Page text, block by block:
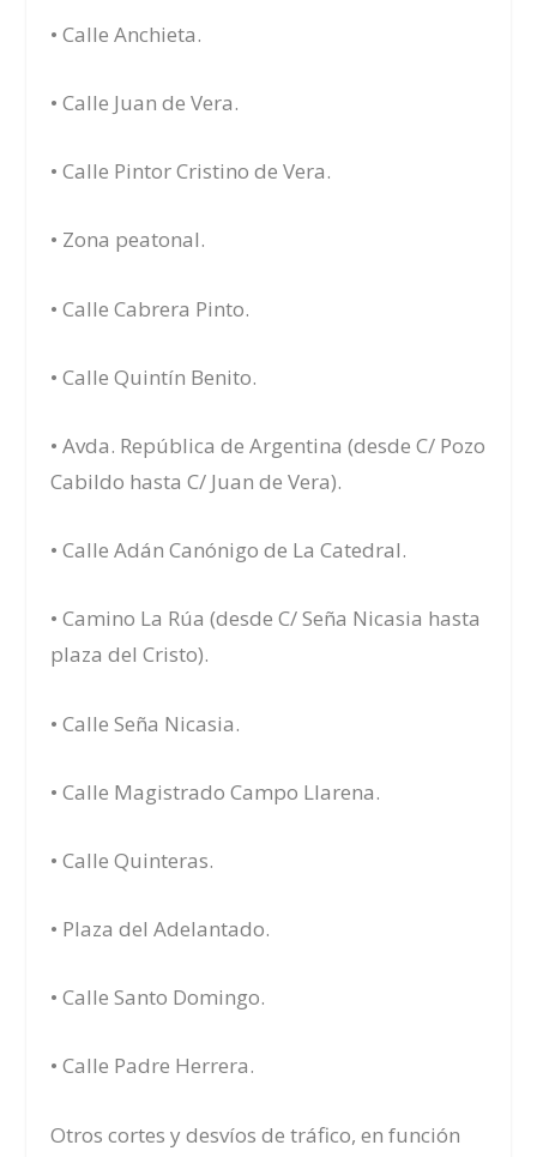
• Calle Anchieta.
• Calle Juan de Vera.
• Calle Pintor Cristino de Vera.
• Zona peatonal.
• Calle Cabrera Pinto.
• Calle Quintín Benito.
• Avda. República de Argentina (desde C/ Pozo
Cabildo hasta C/ Juan de Vera).
• Calle Adán Canónigo de La Catedral.
• Camino La Rúa (desde C/ Seña Nicasia hasta
plaza del Cristo).
• Calle Seña Nicasia.
• Calle Magistrado Campo Llarena.
• Calle Quinteras.
• Plaza del Adelantado.
• Calle Santo Domingo.
• Calle Padre Herrera.
Otros cortes y desvíos de tráfico, en función